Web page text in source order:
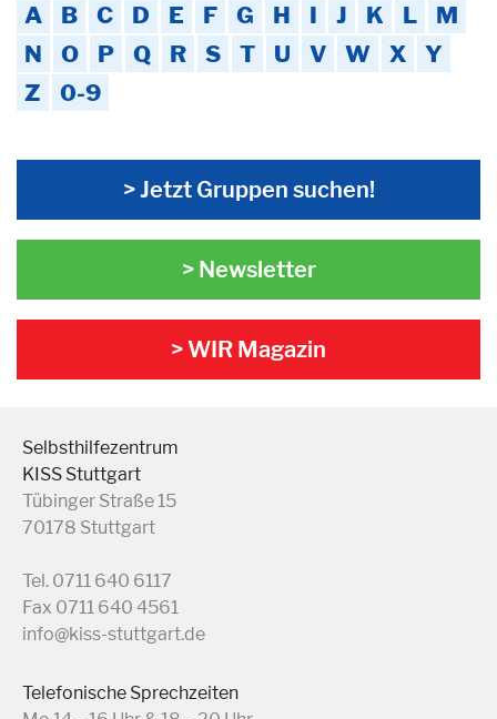
A B C D E F G H I J K L
M
N
O P Q R S T U V W X
Y
Z
0-9
> Jetzt Gruppen suchen!
> Newsletter
> WIR Magazin
Selbsthilfezentrum
KISS Stuttgart
Tübinger Straße 15
70178 Stuttgart
Tel. 0711 640 6117
Fax 0711 640 4561
info@kiss-stuttgart.de
Telefonische Sprechzeiten